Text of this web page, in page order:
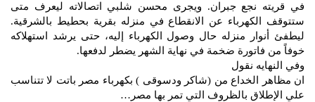
في قريته نجع جبران. ويجرى محسن شلبي اتصالاته ليعرف متى
ستتوقف الكهرباء عن الانقطاع في منزله بقرية بحطيط بالشرقية.
ليطفئ أنوار منزله حال وصول الكهرباء إليه، حتى يرشد استهلاكه
خوفاً من فاتورة ضخمة في نهاية الشهر يضطر لدفعها.
وفي النهايه نقول
ان مظاهر الخداع من (شاكر ودسوقى ) بكهرباء مصر باتت لا تتناسب
علي الإطلاق بالظروف التي تمر بها مصر…